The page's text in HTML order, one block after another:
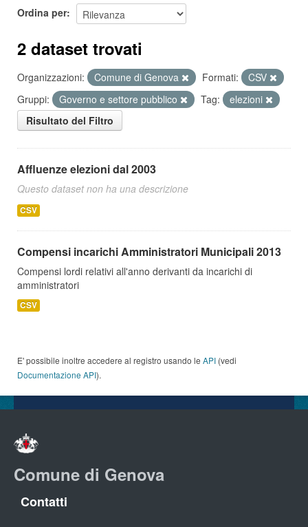
Ordina per
2 dataset trovati
Organizzazioni: Comune di Genova Formati:
CSV
Gruppi:
Governo e settore pubblico Tag:
elezioni
Risultato del Filtro
Affluenze elezioni dal 2003
Questo dataset non ha una descrizione
CSV
Compensi incarichi Amministratori Municipali 2013
Compensi lordi relativi all'anno derivanti da incarichi di
amministratori
CSV
E' possibile inoltre accedere al registro usando le API (vedi
Documentazione API).
Comune di Genova
Contatti